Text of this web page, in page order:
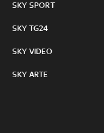
SKY SPORT
SKY TG24
SKY VIDEO
SKY ARTE